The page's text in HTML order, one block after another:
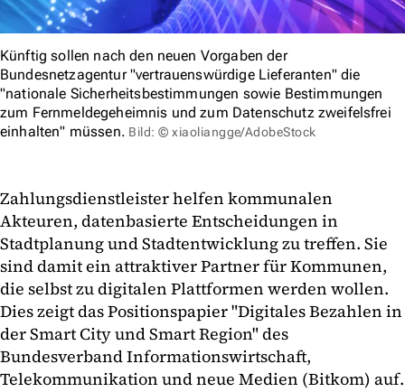
Künftig sollen nach den neuen Vorgaben der
Bundesnetzagentur "vertrauenswürdige Lieferanten" die
"nationale Sicherheitsbestimmungen sowie Bestimmungen
zum Fernmeldegeheimnis und zum Datenschutz zweifelsfrei
einhalten" müssen. Bild: © xiaoliangge/AdobeStock
Zahlungsdienstleister helfen kommunalen
Akteuren, datenbasierte Entscheidungen in
Stadtplanung und Stadtentwicklung zu treffen. Sie
sind damit ein attraktiver Partner für Kommunen,
die selbst zu digitalen Plattformen werden wollen.
Dies zeigt das Positionspapier "Digitales Bezahlen in
der Smart City und Smart Region" des
Bundesverband Informationswirtschaft,
Telekommunikation und neue Medien (Bitkom) auf.